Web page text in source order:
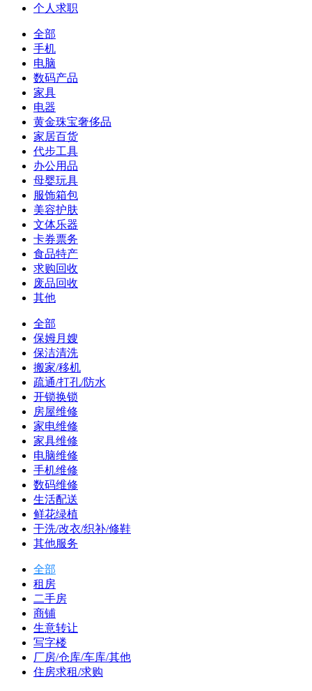
个人求职
全部
手机
电脑
数码产品
家具
电器
黄金珠宝奢侈品
家居百货
代步工具
办公用品
母婴玩具
服饰箱包
美容护肤
文体乐器
卡券票务
食品特产
求购回收
废品回收
其他
全部
保姆月嫂
保洁清洗
搬家/移机
疏通/打孔/防水
开锁换锁
房屋维修
家电维修
家具维修
电脑维修
手机维修
数码维修
生活配送
鲜花绿植
干洗/改衣/织补/修鞋
其他服务
全部
租房
二手房
商铺
生意转让
写字楼
厂房/仓库/车库/其他
住房求租/求购